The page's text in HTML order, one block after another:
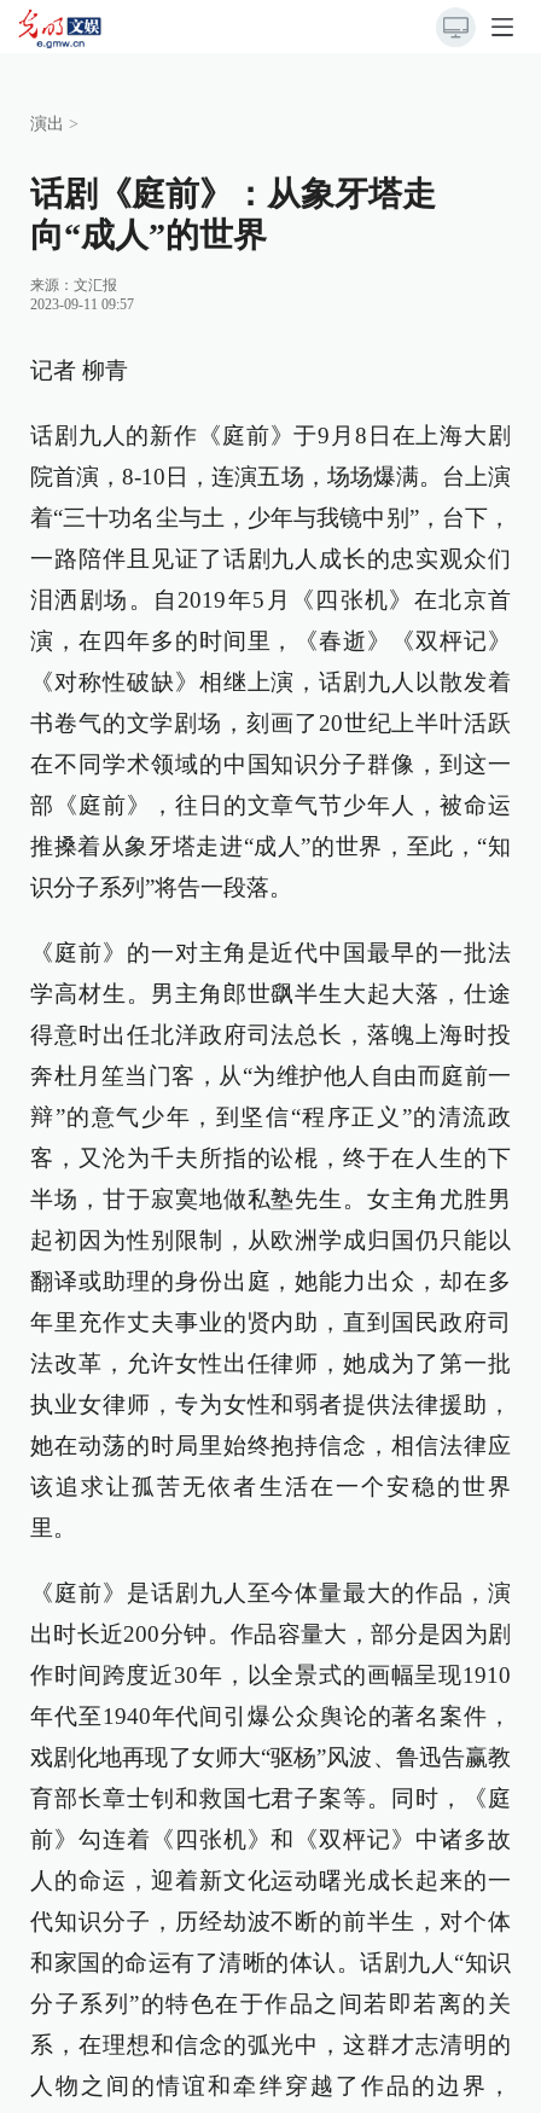
演出 >
话剧《庭前》：从象牙塔走
向“成人”的世界
来源： 文汇报
2023-09-11 09:57
记者 柳青
话剧九人的新作《庭前》于9月8日在上海大剧
院首演，8-10日，连演五场，场场爆满。台上演
着“三十功名尘与土，少年与我镜中别”，台下，
一路陪伴且见证了话剧九人成长的忠实观众们
泪洒剧场。自2019年5月《四张机》在北京首
演，在四年多的时间里，《春逝》《双枰记》
《对称性破缺》相继上演，话剧九人以散发着
书卷气的文学剧场，刻画了20世纪上半叶活跃
在不同学术领域的中国知识分子群像，到这一
部《庭前》，往日的文章气节少年人，被命运
推搡着从象牙塔走进“成人”的世界，至此，“知
识分子系列”将告一段落。
《庭前》的一对主角是近代中国最早的一批法
学高材生。男主角郎世飖半生大起大落，仕途
得意时出任北洋政府司法总长，落魄上海时投
奔杜月笙当门客，从“为维护他人自由而庭前一
辩”的意气少年，到坚信“程序正义”的清流政
客，又沦为千夫所指的讼棍，终于在人生的下
半场，甘于寂寞地做私塾先生。女主角尤胜男
起初因为性别限制，从欧洲学成归国仍只能以
翻译或助理的身份出庭，她能力出众，却在多
年里充作丈夫事业的贤内助，直到国民政府司
法改革，允许女性出任律师，她成为了第一批
执业女律师，专为女性和弱者提供法律援助，
她在动荡的时局里始终抱持信念，相信法律应
该追求让孤苦无依者生活在一个安稳的世界
里。
《庭前》是话剧九人至今体量最大的作品，演
出时长近200分钟。作品容量大，部分是因为剧
作时间跨度近30年，以全景式的画幅呈现1910
年代至1940年代间引爆公众舆论的著名案件，
戏剧化地再现了女师大“驱杨”风波、鲁迅告赢教
育部长章士钊和救国七君子案等。同时，《庭
前》勾连着《四张机》和《双枰记》中诸多故
人的命运，迎着新文化运动曙光成长起来的一
代知识分子，历经劫波不断的前半生，对个体
和家国的命运有了清晰的体认。话剧九人“知识
分子系列”的特色在于作品之间若即若离的关
系，在理想和信念的弧光中，这群才志清明的
人物之间的情谊和牵绊穿越了作品的边界，